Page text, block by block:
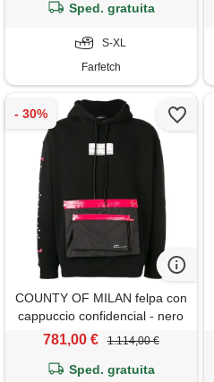
Sped. gratuita
S-XL
Farfetch
COUNTY OF MILAN felpa con
cappuccio confidencial - nero
781,00 € 1.114,00 €
Sped. gratuita